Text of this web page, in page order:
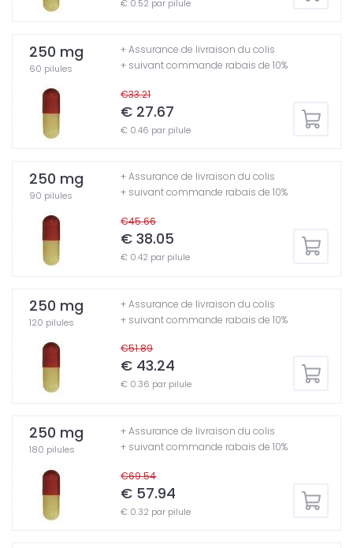
€ 0.52 par pilule
250 mg
60 pilules
€33.21
€ 27.67
€ 0.46 par pilule
+ Assurance de livraison du colis
+ suivant commande rabais de 10%
250 mg
90 pilules
€45.66
€ 38.05
€ 0.42 par pilule
+ Assurance de livraison du colis
+ suivant commande rabais de 10%
250 mg
120 pilules
€51.89
€ 43.24
€ 0.36 par pilule
+ Assurance de livraison du colis
+ suivant commande rabais de 10%
250 mg
180 pilules
€69.54
€ 57.94
€ 0.32 par pilule
+ Assurance de livraison du colis
+ suivant commande rabais de 10%